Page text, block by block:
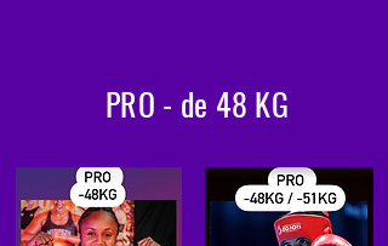
PRO - de 48 KG